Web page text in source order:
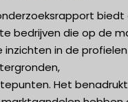
biedt
bedrijven die op de
in de
Het